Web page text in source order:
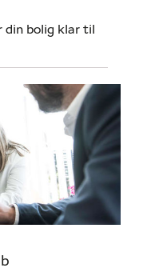
din bolig klar til